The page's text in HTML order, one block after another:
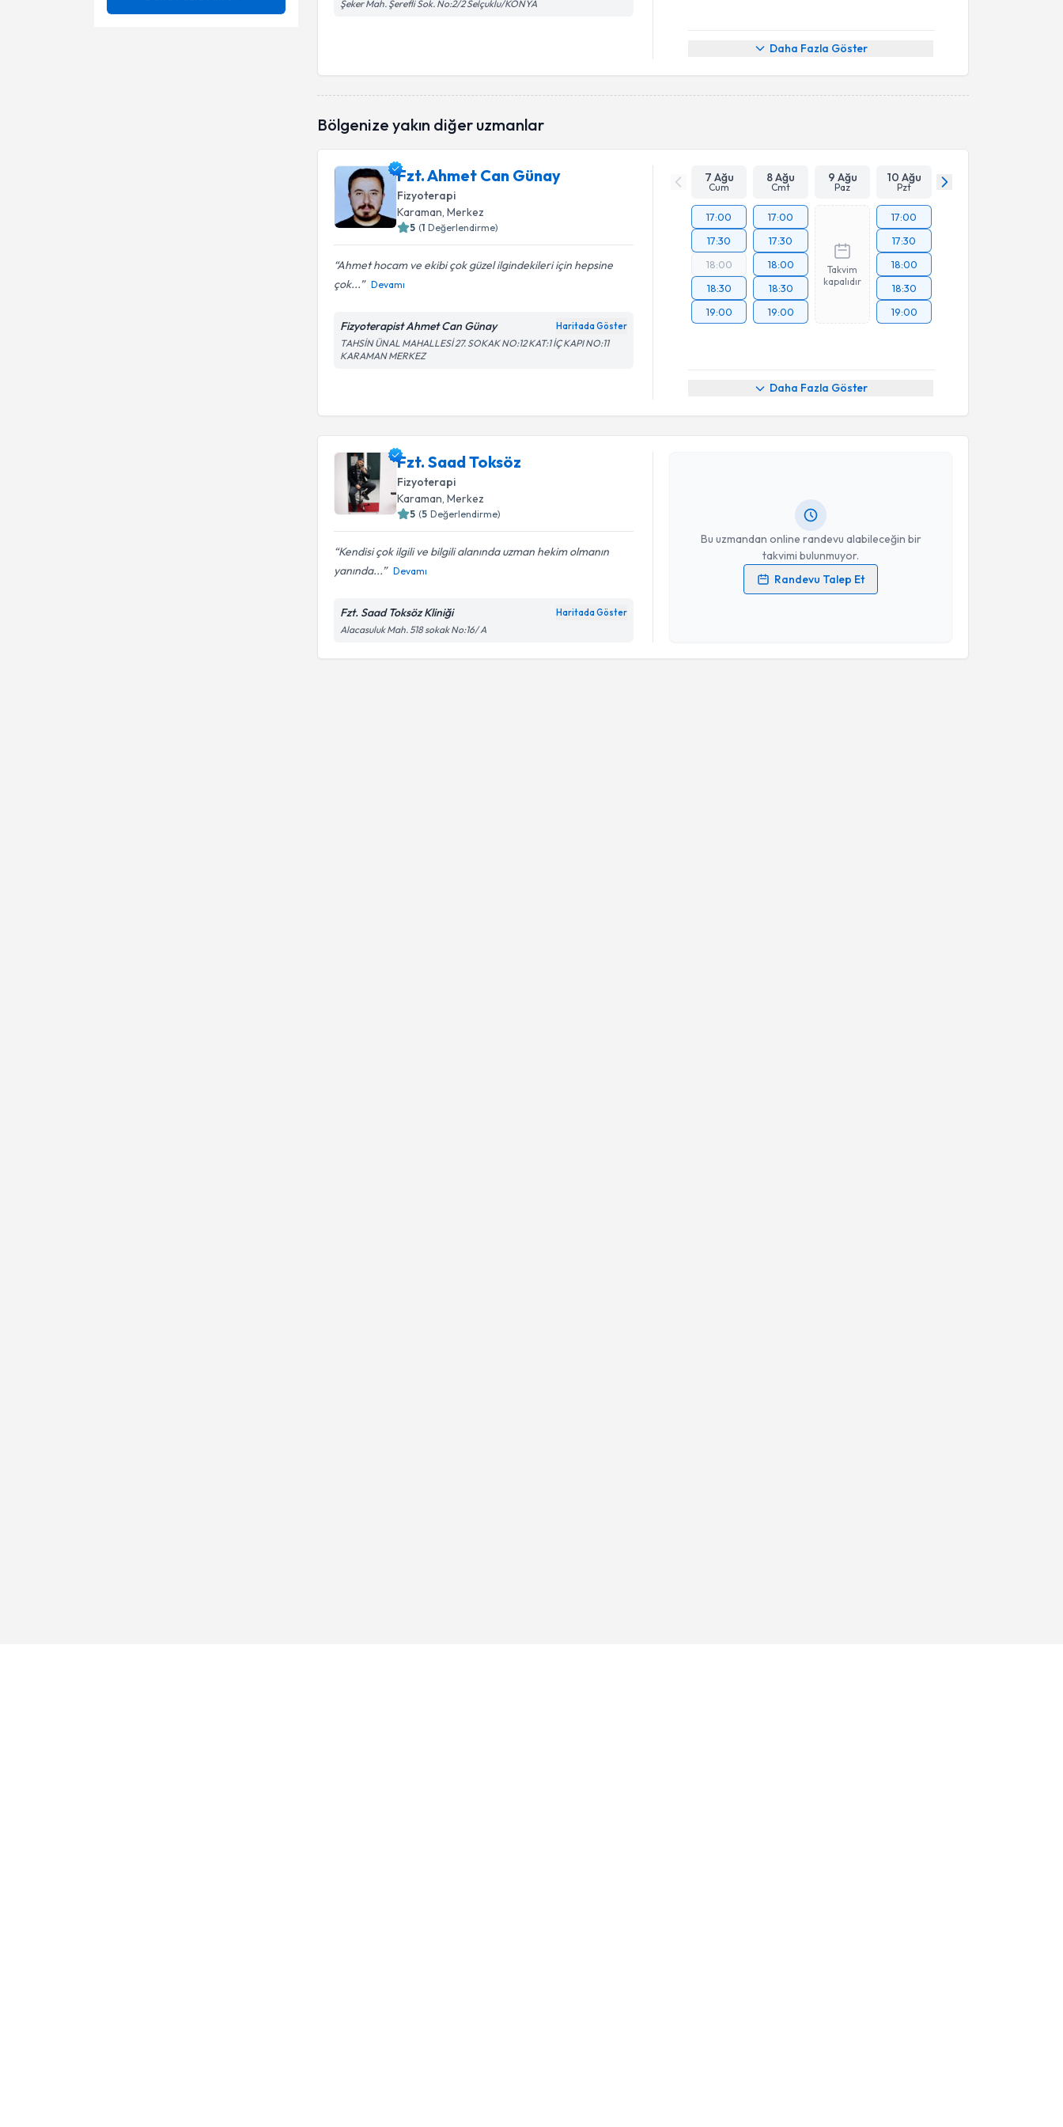
Şeker Mah. Şerefli Sok. No:2/2 Selçuklu/KONYA
Daha Fazla Göster
Bölgenize yakın diğer uzmanlar
Fzt. Ahmet Can Günay
Fizyoterapi
Karaman, Merkez
5 (1 Değerlendirme)
Ahmet hocam ve ekibi çok güzel ilgindekileri için hepsine
çok...
Devamı
Fizyoterapist Ahmet Can Günay Haritada Göster
TAHSİN ÜNAL MAHALLESİ 27. SOKAK NO:12 KAT:1 İÇ KAPI NO:11
KARAMAN MERKEZ
7 Ağu
Cum
8 Ağu
Cmt
9 Ağu
Paz
10 Ağu
Pzt
17:00
17:30
18:00
18:30
19:00
17:00
17:30
18:00
18:30
19:00
Takvim
kapalıdır
17:00
17:30
18:00
18:30
19:00
Daha Fazla Göster
Fzt. Saad Toksöz
Fizyoterapi
Karaman , Merkez
5 (5 Değerlendirme)
Kendisi çok ilgili ve bilgili alanında uzman hekim olmanın
yanında...
Devamı
Fzt. Saad Toksöz Kliniği Haritada Göster
Alacasuluk Mah. 518 sokak No:16/ A
Bu uzmandan online randevu alabileceğin bir
takvimi bulunmuyor.
Randevu Talep Et
Randevu Takvimi Talebi
Fzt. Saad Toksöz
Kişisel verilerimin işlenmesine ilişkinAydınlatma Metni